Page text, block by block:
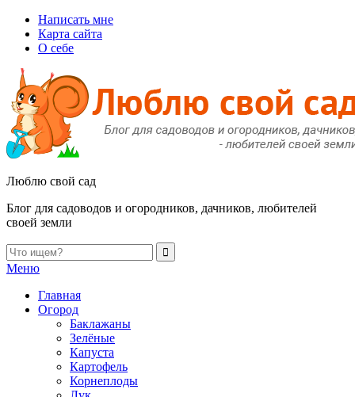
Написать мне
Карта сайта
О себе
Люблю свой сад
Блог для садоводов и огородников, дачников, любителей
своей земли
Меню
Главная
Огород
Баклажаны
Зелёные
Капуста
Картофель
Корнеплоды